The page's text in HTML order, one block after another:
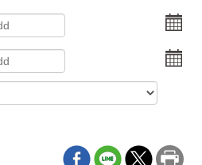
選
擇
選
擇